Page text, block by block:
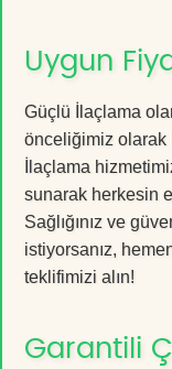
Uygun
Güçlü İlaçlama
önceliğimiz olarak
İlaçlama
sunarak herkesin
Sağlığınız ve
istiyorsanız,
teklifimizi alın!
Garantili